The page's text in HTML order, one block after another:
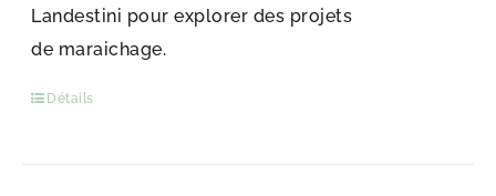
Landestini pour explorer des projets
de maraichage.
Détails